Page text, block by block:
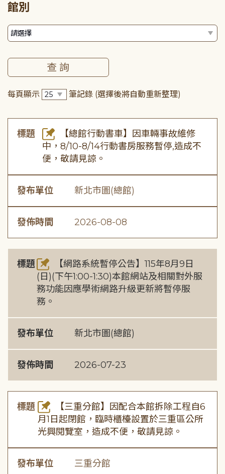
館別
每頁顯示 筆記錄 (選擇後將自動重新整理)
標題
【總館行動書車】因車輛事故維修
中，8/10-8/14行動書房服務暫停,造成不
便，敬請見諒。
發布單位 新北市圖(總館)
發佈時間 2026-08-08
標題
【網路系統暫停公告】115年8月9日
(日)(下午1:00-1:30)本館網站及相關對外服
務功能因應學術網路升級更新將暫停服
務。
發布單位 新北市圖(總館)
發佈時間 2026-07-23
標題
【三重分館】因配合本館拆除工程自6
月1日起閉館，臨時櫃檯設置於三重區公所
光興閱覽室，造成不便，敬請見諒。
發布單位 三重分館